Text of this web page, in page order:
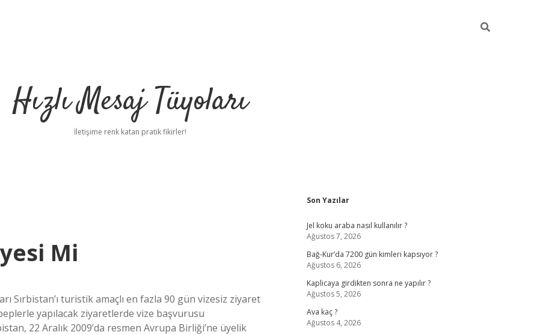
Hızlı Mesaj Tüyoları
İletişime renk katan pratik fikirler!
Mi
Sırbistan’ı turistik amaçlı en fazla 90 gün vizesiz ziyaret
yapılacak ziyaretlerde vize başvurusu
22 Aralık 2009’da resmen Avrupa Birliği’ne üyelik
Sidebar
Son Yazılar
Jel koku araba nasıl kullanılır ?
Ağustos 7, 2026
Bağ-Kur’da 7200 gün kimleri kapsıyor ?
Ağustos 6, 2026
Kaplicaya girdikten sonra ne yapılır ?
Ağustos 5, 2026
Ava kaç ?
Ağustos 4, 2026